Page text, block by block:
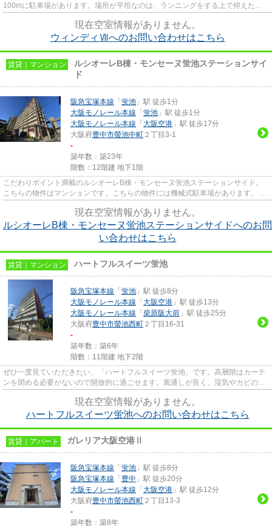
100mに駐車場があります。場所が平坦なのは、ランニングをする上で抑えたい
現在空室情報がありません。
ウィンディⅦへのお問い合わせはこちら
賃貸｜マンション
ルシオーレB棟・モンセーヌ蛍池ステーションサイ
ド
阪急宝塚本線 「 蛍池 」駅 徒歩1分
大阪モノレール本線 「 蛍池 」駅 徒歩1分
大阪モノレール本線 「 大阪空港 」駅 徒歩17分
大阪府豊中市螢池中町 ２丁目3-1
-
築年数：築23年
階数：12階建 地下1階
こだわりポイント満載のルシオーレB棟・モンセーヌ蛍池ステーションサイド。
こちらの物件はマンションです。こちらの物件には機械式駐車場があります。駅
現在空室情報がありません。
ルシオーレB棟・モンセーヌ蛍池ステーションサイドへのお問
い合わせはこちら
賃貸｜マンション ハートフルスイーツ蛍池
阪急宝塚本線 「 蛍池 」駅 徒歩8分
大阪モノレール本線 「 大阪空港 」駅 徒歩13分
大阪モノレール本線 「 柴原阪大前 」駅 徒歩25分
大阪府豊中市螢池西町 ２丁目16-31
-
築年数：築6年
階数：11階建 地下2階
ぜひ一度見ていただきたい、「ハートフルスイーツ蛍池」です。高層階はカーテ
ンを閉める必要がないので開放的に過ごせます。風通しが良く、湿気やカビの心
現在空室情報がありません。
ハートフルスイーツ蛍池へのお問い合わせはこちら
賃貸｜アパート ガレリア大阪空港Ⅱ
阪急宝塚本線 「 蛍池 」駅 徒歩8分
阪急宝塚本線 「 豊中 」駅 徒歩20分
大阪モノレール本線 「 大阪空港 」駅 徒歩12分
大阪府豊中市螢池西町 ２丁目13-3
-
築年数：築8年